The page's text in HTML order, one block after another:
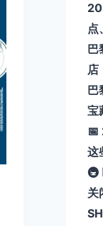
点
巴
店
巴
宝
📅
这
🚇
关